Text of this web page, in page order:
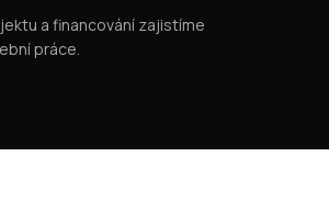
a financování zajistíme
práce.